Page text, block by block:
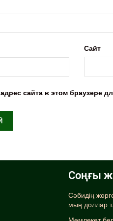
Сайт
сайта в этом браузере
Соңғы
Сәбидің
мың доллар